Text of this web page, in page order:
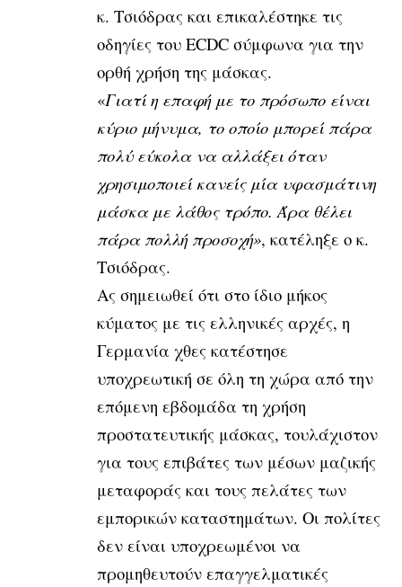
κ. Τσιόδρας και επικαλέστηκε τις
οδηγίες του ECDC σύμφωνα για την
ορθή χρήση της μάσκας.
«Γιατί η επαφή με το πρόσωπο είναι
κύριο μήνυμα, το οποίο μπορεί πάρα
πολύ εύκολα να αλλάξει όταν
χρησιμοποιεί κανείς μία υφασμάτινη
μάσκα με λάθος τρόπο. Άρα θέλει
πάρα πολλή προσοχή», κατέληξε ο κ.
Τσιόδρας.
Ας σημειωθεί ότι στο ίδιο μήκος
κύματος με τις ελληνικές αρχές, η
Γερμανία χθες κατέστησε
υποχρεωτική σε όλη τη χώρα από την
επόμενη εβδομάδα τη χρήση
προστατευτικής μάσκας, τουλάχιστον
για τους επιβάτες των μέσων μαζικής
μεταφοράς και τους πελάτες των
εμπορικών καταστημάτων. Οι πολίτες
δεν είναι υποχρεωμένοι να
προμηθευτούν επαγγελματικές